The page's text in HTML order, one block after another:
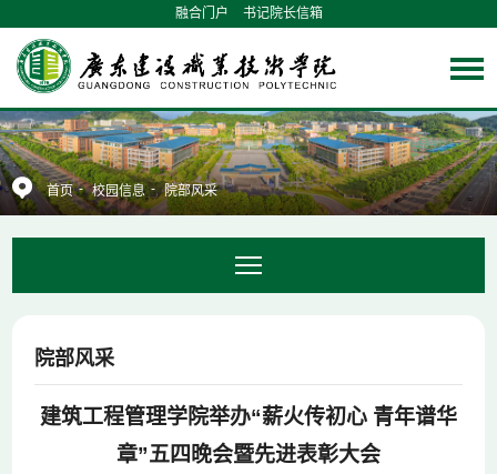
融合门户 书记院长信箱
首页 - 校园信息 - 院部风采
院部风采
建筑工程管理学院举办“薪火传初心 青年谱华
章”五四晚会暨先进表彰大会